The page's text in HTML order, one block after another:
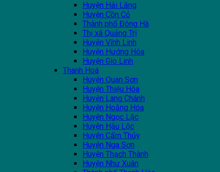
Huyện Hải Lăng
Huyện Cồn Cỏ
Thành phố Đông Hà
Thị xã Quảng Trị
Huyện Vĩnh Linh
Huyện Hướng Hóa
Huyện Gio Linh
Thanh Hoá
Huyện Quan Sơn
Huyện Thiệu Hóa
Huyện Lang Chánh
Huyện Hoằng Hóa
Huyện Ngọc Lặc
Huyện Hậu Lộc
Huyện Cẩm Thủy
Huyện Nga Sơn
Huyện Thạch Thành
Huyện Như Xuân